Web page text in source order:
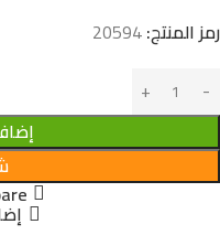
رمز المنتج:20594